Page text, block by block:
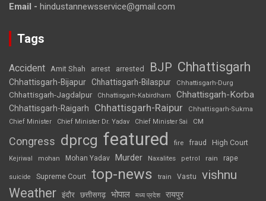
Email - hindustannewsservice@gmail.com
Tags
Accident Amit Shah arrest arrested BJP Chhattisgarh
Chhattisgarh-Bijapur Chhattisgarh-Bilaspur Chhattisgarh-Durg
Chhattisgarh-Jagdalpur Chhattisgarh-Kabirdham Chhattisgarh-Korba
Chhattisgarh-Raigarh Chhattisgarh-Raipur
Chhattisgarh-Sukma
Chief Minister
Chief Minister Dr. Yadav Chief Minister Sai CM
Congress dprcg featured fire fraud High Court
Kejriwal mohan Mohan Yadav Murder Naxalites petrol rain rape
suicide Supreme Court top-news train Vastu vishnu
Weather इंदौर छत्तीसगढ़ भोपाल मध्य प्रदेश रायपुर